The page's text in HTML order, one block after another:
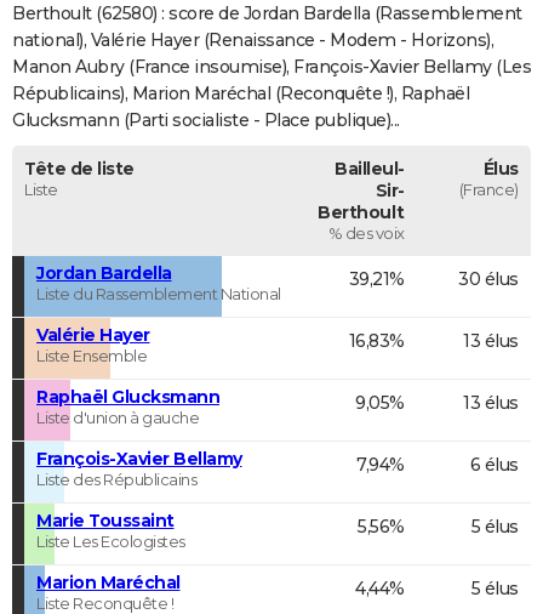
FORUM
Bricolage
Lifestyle
Culture
Sport
Auto
Television
Voyage
Cinema
Berthoult (62580) : score de Jordan Bardella (Rassemblement
national), Valérie Hayer (Renaissance - Modem - Horizons),
Manon Aubry (France insoumise), François-Xavier Bellamy (Les
Républicains), Marion Maréchal (Reconquête !), Raphaël
Glucksmann (Parti socialiste - Place publique)...
Tête de liste
Liste
Bailleul-
Sir-
Berthoult
% des voix
Élus
(France)
Jordan Bardella
Liste du Rassemblement National
39,21% 30 élus
Valérie Hayer
Liste Ensemble
16,83% 13 élus
Raphaël Glucksmann
Liste d'union à gauche
9,05% 13 élus
François-Xavier Bellamy
Liste des Républicains
7,94% 6 élus
Marie Toussaint
Liste Les Ecologistes
5,56% 5 élus
Marion Maréchal
Liste Reconquête !
4,44% 5 élus